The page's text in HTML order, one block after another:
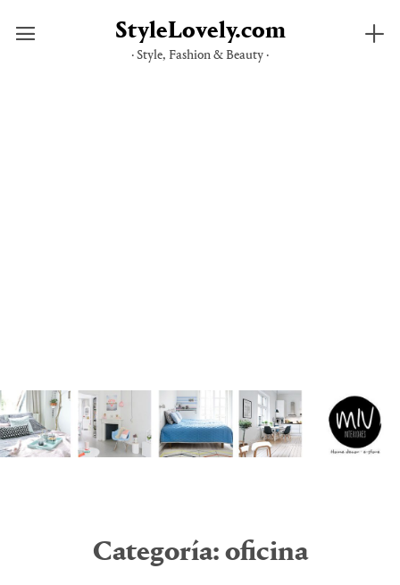
StyleLovely.com
· Style, Fashion & Beauty ·
Categoría: oficina